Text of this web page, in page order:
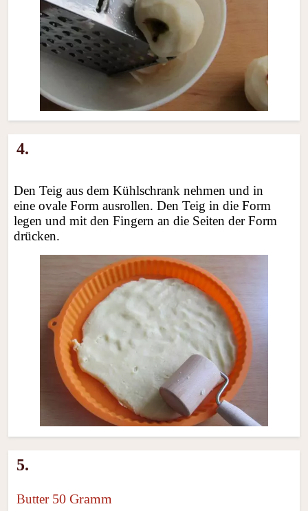
4.
Den Teig aus dem Kühlschrank nehmen und in
eine ovale Form ausrollen. Den Teig in die Form
legen und mit den Fingern an die Seiten der Form
drücken.
5.
Butter 50 Gramm